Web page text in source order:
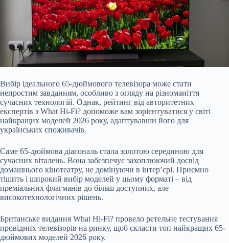
Вибір ідеального 65-дюймового телевізора може стати
непростим завданням, особливо з огляду на різноманіття
сучасних технологій. Однак, рейтинг від авторитетних
експертів з What Hi-Fi? допоможе вам зорієнтуватися у світі
найкращих моделей 2026 року, адаптувавши його для
українських споживачів.
Саме 65-дюймова діагональ стала золотою серединою для
сучасних віталень. Вона забезпечує захоплюючий досвід
домашнього кінотеатру, не домінуючи в інтер’єрі. Приємно
тішить і широкий вибір моделей у цьому форматі – від
преміальних флагманів до більш доступних, але
високотехнологічних рішень.
Британське видання What Hi-Fi? провело ретельне тестування
провідних телевізорів на ринку, щоб скласти топ найкращих 65-
дюймових моделей 2026 року.